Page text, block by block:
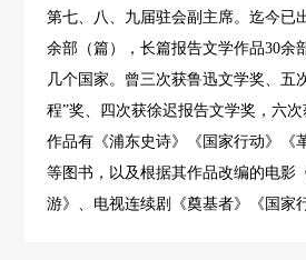
第七、八、九届驻会副主席。迄今已
余部（篇），长篇报告文学作品30余
几个国家。曾三次获鲁迅文学奖、五
程”奖、四次获徐迟报告文学奖，六
作品有《浦东史诗》《国家行动》《
等图书，以及根据其作品改编的电影
游》、电视连续剧《奠基者》《国家